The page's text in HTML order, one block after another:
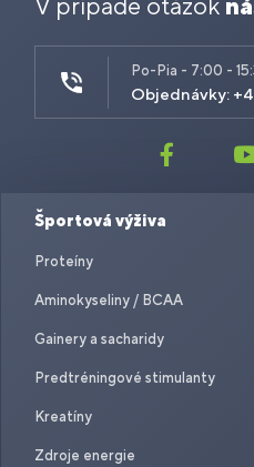
Po-Pia - 7:00 -
Objednávky:
Športová výživa
Proteíny
Aminokyseliny / BCAA
Gainery a sacharidy
Predtréningové stimulanty
Kreatíny
Zdroje energie